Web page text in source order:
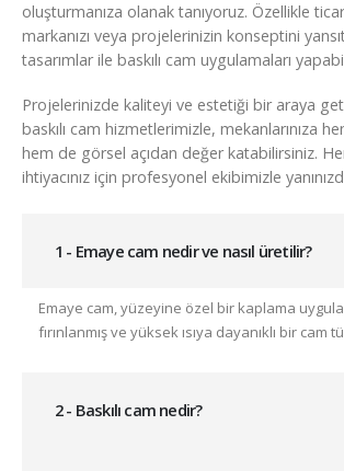
oluşturmanıza olanak tanıyoruz. Özellikle
markanızı veya projelerinizin konseptini
tasarımlar ile baskılı cam uygulamaları
Projelerinizde kaliteyi ve estetiği bir araya
baskılı cam hizmetlerimizle, mekanlarınıza
hem de görsel açıdan değer katabilirsiniz.
ihtiyacınız için profesyonel ekibimizle
1 - Emaye cam nedir ve nasıl üretilir?
Emaye cam, yüzeyine özel bir kaplama
fırınlanmış ve yüksek ısıya dayanıklı bir cam
2 - Baskılı cam nedir?